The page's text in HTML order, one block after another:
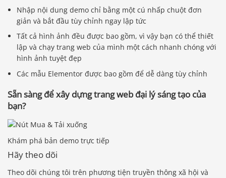
Nhập nội dung demo chỉ bằng một cú nhấp chuột đơn
giản và bắt đầu tùy chỉnh ngay lập tức
Tất cả hình ảnh đều được bao gồm, vì vậy bạn có thể thiết
lập và chạy trang web của mình một cách nhanh chóng với
hình ảnh tuyệt đẹp
Các mẫu Elementor được bao gồm để dễ dàng tùy chỉnh
Sẵn sàng để xây dựng trang web đại lý sáng tạo của
bạn?
Khám phá bản demo trực tiếp
Hãy theo dõi
Theo dõi chúng tôi trên phương tiện truyền thông xã hội và